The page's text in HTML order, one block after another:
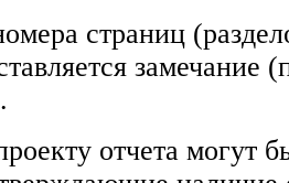
страниц
замечание
отчета могут